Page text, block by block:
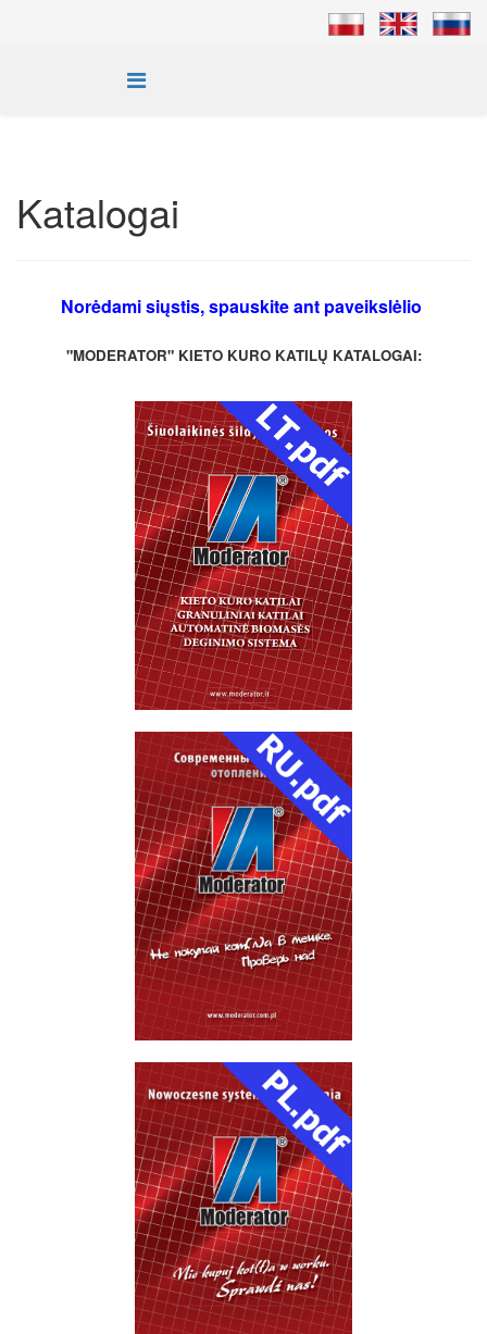
Katalogai
Norėdami siųstis, spauskite ant paveikslėlio
"MODERATOR" KIETO KURO KATILŲ KATALOGAI: